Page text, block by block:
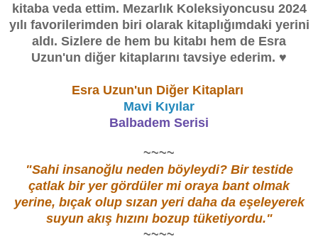
kitaba veda ettim. Mezarlık Koleksiyoncusu 2024
yılı favorilerimden biri olarak kitaplığımdaki yerini
aldı. Sizlere de hem bu kitabı hem de Esra
Uzun'un diğer kitaplarını tavsiye ederim. ♥
Esra Uzun'un Diğer Kitapları
Mavi Kıyılar
Balbadem Serisi
~~~~
"Sahi insanoğlu neden böyleydi? Bir testide
çatlak bir yer gördüler mi oraya bant olmak
yerine, bıçak olup sızan yeri daha da eşeleyerek
suyun akış hızını bozup tüketiyordu."
~~~~